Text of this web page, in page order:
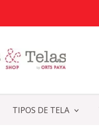
TIPOS DE TELA